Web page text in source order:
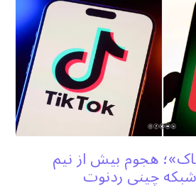
هجوم بیش از نیم
شبکه چینی ردنوت